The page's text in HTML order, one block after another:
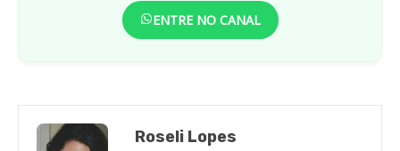
ENTRE NO CANAL
Roseli Lopes